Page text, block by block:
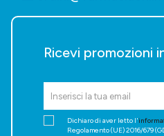
Ricevi promozioni
Dichiaro di aver letto l'
Regolamento (UE) 2016/679